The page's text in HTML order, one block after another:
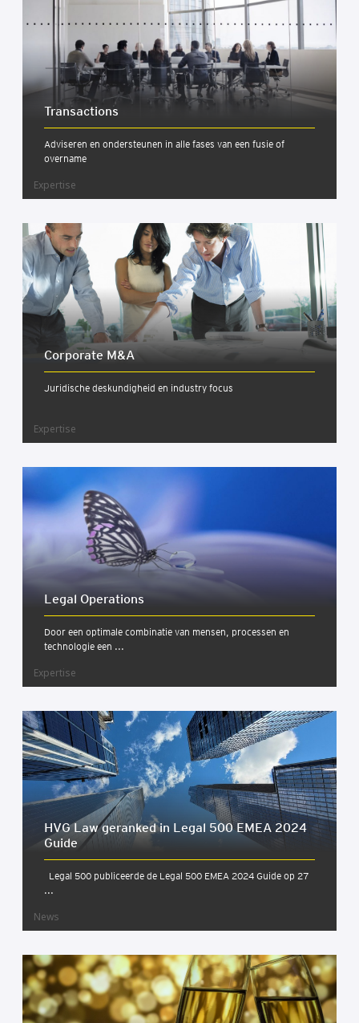
Trans­ac­ti­ons
Adviseren en ondersteunen in alle fases van een fusie of
overname
Expertise
Cor­po­ra­te M&A
Juridische deskundigheid en industry focus
Expertise
Legal Ope­ra­ti­ons
Door een optimale combinatie van mensen, processen en
technologie een ...
Expertise
HVG Law geran­ked in Legal 500 EMEA 2024
Gui­de
Legal 500 publiceerde de Legal 500 EMEA 2024 Guide op 27
...
News